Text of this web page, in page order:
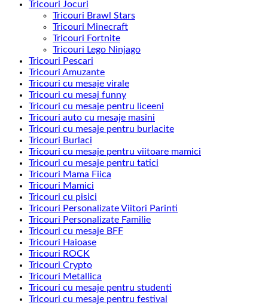
Tricouri Jocuri
Tricouri Brawl Stars
Tricouri Minecraft
Tricouri Fortnite
Tricouri Lego Ninjago
Tricouri Pescari
Tricouri Amuzante
Tricouri cu mesaje virale
Tricouri cu mesaj funny
Tricouri cu mesaje pentru liceeni
Tricouri auto cu mesaje masini
Tricouri cu mesaje pentru burlacite
Tricouri Burlaci
Tricouri cu mesaje pentru viitoare mamici
Tricouri cu mesaje pentru tatici
Tricouri Mama Fiica
Tricouri Mamici
Tricouri cu pisici
Tricouri Personalizate Viitori Parinti
Tricouri Personalizate Familie
Tricouri cu mesaje BFF
Tricouri Haioase
Tricouri ROCK
Tricouri Crypto
Tricouri Metallica
Tricouri cu mesaje pentru studenti
Tricouri cu mesaje pentru festival